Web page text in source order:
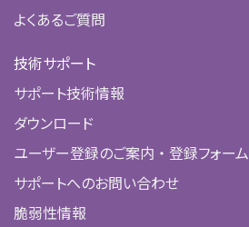
よくあるご質問
技術サポート
サポート技術情報
ダウンロード
ユーザー登録のご案内 ・ 登録フォーム
サポートへのお問い合わせ
脆弱性情報